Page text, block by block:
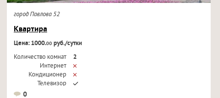
город Павлова 52
Квартира
Цена: 1000.00руб./сутки
Количество комнат
2
Интернет
Кондиционер
Телевизор
0